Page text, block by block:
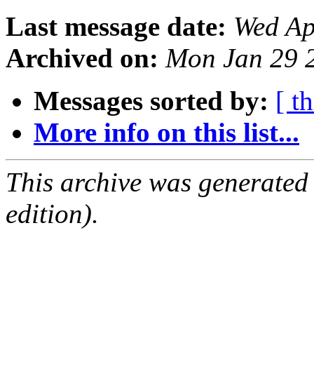
Last message date: Wed
Archived on: Mon Jan 29
Messages sorted by: [
More info on this list...
This archive was
edition).